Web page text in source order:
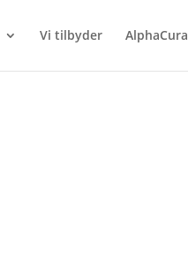
Vi tilbyder AlphaCura